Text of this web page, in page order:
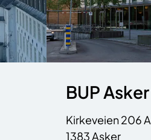
BUP Asker
Kirkeveien 206 A
1383 Asker